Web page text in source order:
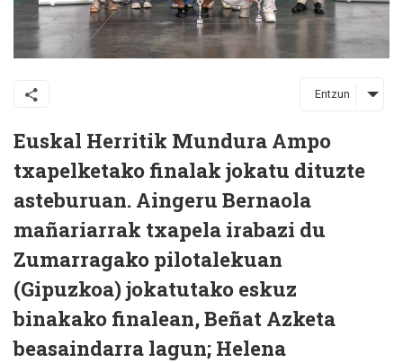
Entzun
Euskal Herritik Mundura Ampo
txapelketako finalak jokatu dituzte
asteburuan. Aingeru Bernaola
mañariarrak txapela irabazi du
Zumarragako pilotalekuan
(Gipuzkoa) jokatutako eskuz
binakako finalean, Beñat Azketa
beasaindarra lagun; Helena